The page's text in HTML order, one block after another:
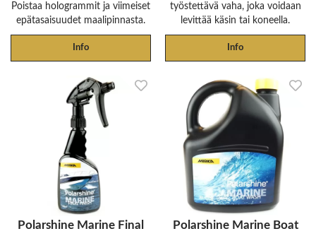
Poistaa hologrammit ja viimeiset
epätasaisuudet maalipinnasta.
Info
työstettävä vaha, joka voidaan
levittää käsin tai koneella.
Info
Polarshine Marine Final
Polarshine Marine Boat